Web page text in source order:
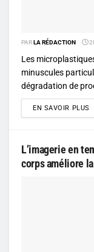
PARLA RÉDACTION
Les
minuscules
dégradation de
EN SAVOIR PLUS
L’imagerie en
corps améliore